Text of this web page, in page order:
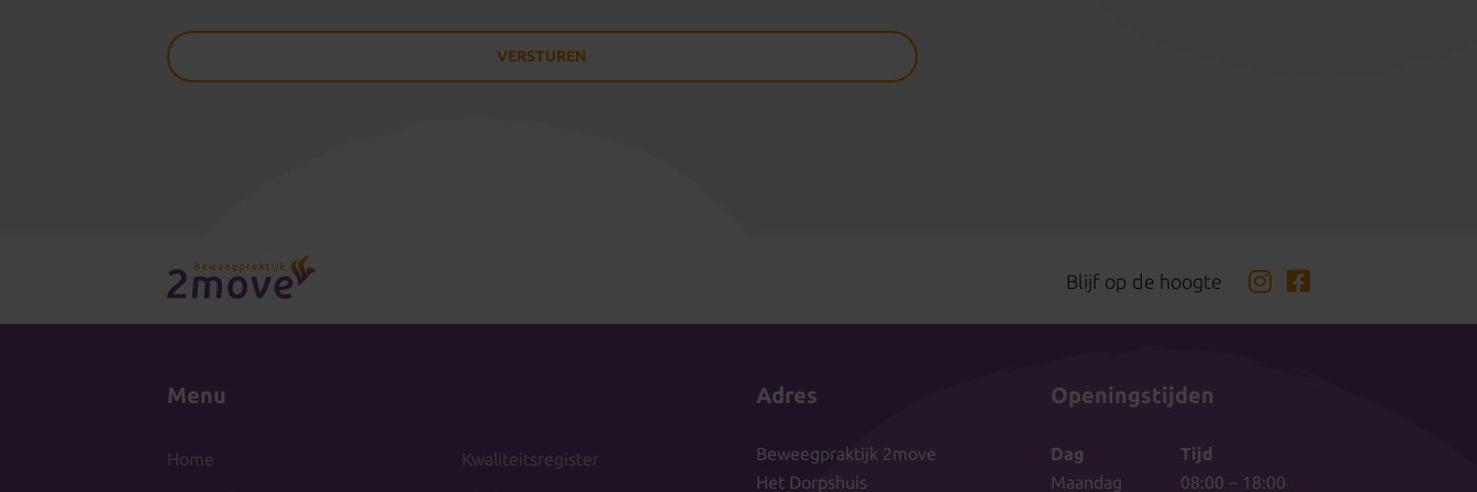
Blijf op de hoogte
Menu
Home
Kwaliteitsregister
Adres
Beweegpraktijk 2move
Het Dorpshuis
Openingstijden
Dag
Tijd
Maandag
08:00 – 18:00